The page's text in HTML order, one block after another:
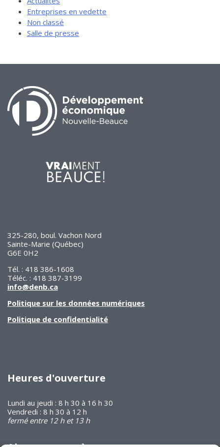
Entreprises en vedette
Non classé
Salle de presse
325-280, boul. Vachon Nord
Sainte-Marie (Québec)
G6E 0H2
Tél. : 418 386-1608
Téléc. : 418 387-3199
info@denb.ca
Politique sur les données numériques
Politique de confidentialité
Heures d'ouverture
Lundi au jeudi : 8 h 30 à 16 h 30
Vendredi : 8 h 30 à 12 h
fermé entre 12 h et 13 h